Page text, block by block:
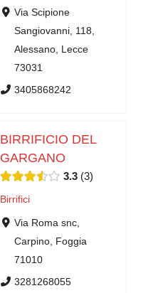
Via Scipione
Sangiovanni, 118,
Alessano, Lecce
73031
3405868242
BIRRIFICIO DEL
GARGANO
3.3 3
Birrifici
Via Roma snc,
Carpino, Foggia
71010
3281268055